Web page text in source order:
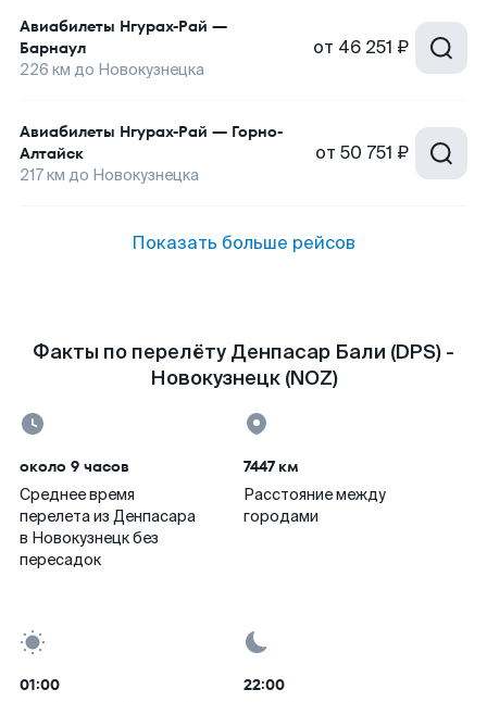
Авиабилеты Нгурах-Рай —
Барнаул
226 км до Новокузнецка
от 46 251 ₽
Авиабилеты Нгурах-Рай — Горно-
Алтайск
217км до Новокузнецка
от 50 751 ₽
Показать больше рейсов
Факты по перелёту Денпасар Бали (DPS) -
Новокузнецк (NOZ)
около 9 часов
Среднее время
перелета из Денпасара
в Новокузнецк без
пересадок
7447 км
Расстояние между
городами
01:00 22:00